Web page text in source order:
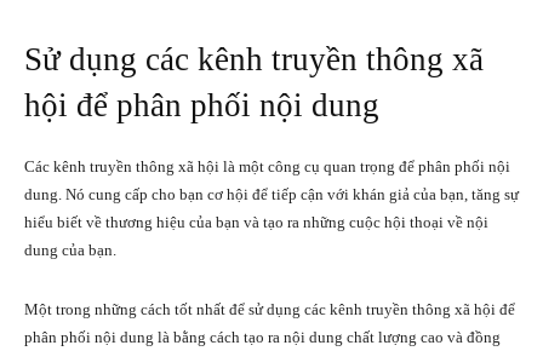
Sử dụng các kênh truyền thông xã
hội để phân phối nội dung
Các kênh truyền thông xã hội là một công cụ quan trọng để phân phối nội
dung. Nó cung cấp cho bạn cơ hội để tiếp cận với khán giả của bạn, tăng sự
hiểu biết về thương hiệu của bạn và tạo ra những cuộc hội thoại về nội
dung của bạn.
Một trong những cách tốt nhất để sử dụng các kênh truyền thông xã hội để
phân phối nội dung là bằng cách tạo ra nội dung chất lượng cao và đồng